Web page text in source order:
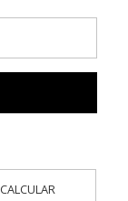
CALCULAR